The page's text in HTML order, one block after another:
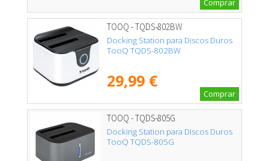
TOOQ - TQDS-802BW
Docking Station para Discos Duros
TooQ TQDS-802BW
29,99 €
Comprar
TOOQ - TQDS-805G
Docking Station para Discos Duros
TooQ TQDS-805G